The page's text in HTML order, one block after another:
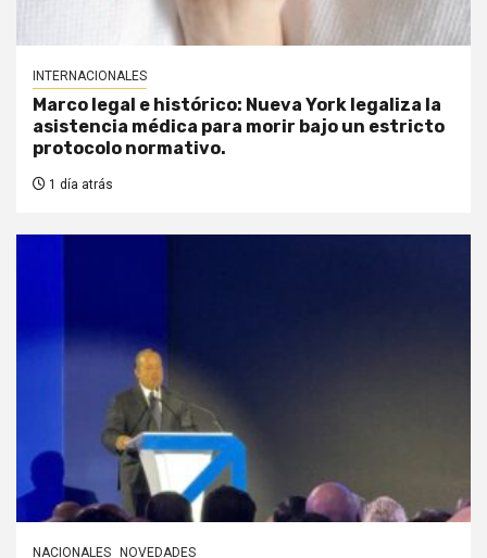
INTERNACIONALES
Marco legal e histórico: Nueva York legaliza la
asistencia médica para morir bajo un estricto
protocolo normativo.
1 día atrás
NACIONALES NOVEDADES